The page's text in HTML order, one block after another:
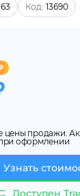
Код: 13690
цены продажи.
оформлении
Узнать
Доступен
2 недели